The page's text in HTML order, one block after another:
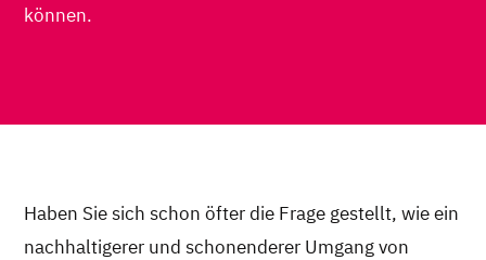
können.
Haben Sie sich schon öfter die Frage gestellt, wie ein
nachhaltigerer und schonenderer Umgang von